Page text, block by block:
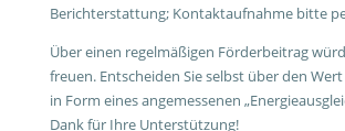
Berichterstattung; Kontaktaufnahme bitte
Über einen regelmäßigen Förderbeitrag
freuen. Entscheiden Sie selbst über den
in Form eines angemessenen
Dank für Ihre Unterstützung!